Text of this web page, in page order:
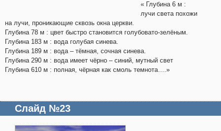
« Глубина 6 м :
лучи света похожи
на лучи, проникающие сквозь окна церкви.
Глубина 78 м : цвет быстро становится голубовато-зелёным.
Глубина 183 м : вода голубая синева.
Глубина 189 м : вода – тёмная, сочная синева.
Глубина 290 м : вода имеет чёрно – синий, мутный свет
Глубина 610 м : полная, чёрная как смоль темнота….»
Слайд №23